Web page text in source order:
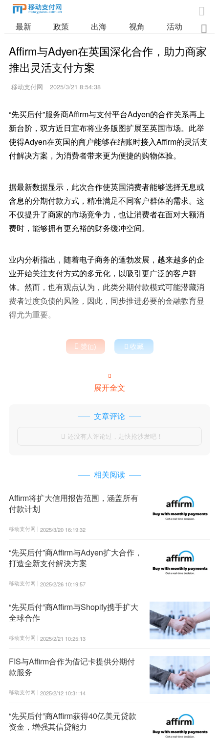

最新 政策 出海 视角 活动 业

Affirm与Adyen在英国深化合作，助力商家
推出灵活支付方案
移动支付网 2025/3/21 8:54:38
“先买后付”服务商Affirm与支付平台Adyen的合作关系再上
新台阶，双方近日宣布将业务版图扩展至英国市场。此举
使得Adyen在英国的商户能够在结账时接入Affirm的灵活支
付解决方案，为消费者带来更为便捷的购物体验。
据最新数据显示，此次合作使英国消费者能够选择无息或
含息的分期付款方式，精准满足不同客户群体的需求。这
不仅提升了商家的市场竞争力，也让消费者在面对大额消
费时，能够拥有更充裕的财务缓冲空间。
业内分析指出，随着电子商务的蓬勃发展，越来越多的企
业开始关注支付方式的多元化，以吸引更广泛的客户群
体。然而，也有观点认为，此类分期付款模式可能潜藏消
费者过度负债的风险，因此，同步推进必要的金融教育显
得尤为重要。
 赞()  收藏

展开全文
文章评论
 还没有人评论过，赶快抢沙发吧！
相关阅读
Affirm将扩大信用报告范围，涵盖所有
付款计划
移动支付网 | 2025/3/20 16:19:32
“先买后付”商Affirm与Adyen扩大合作，
打造全新支付解決方案
移动支付网 | 2025/2/26 10:19:57
“先买后付”商Affirm与Shopify携手扩大
全球合作
移动支付网 | 2025/2/21 10:25:13
FIS与Affirm合作为借记卡提供分期付
款服务
移动支付网 | 2025/2/12 10:31:14
“先买后付”商Affirm获得40亿美元贷款
资金，增强其信贷能力